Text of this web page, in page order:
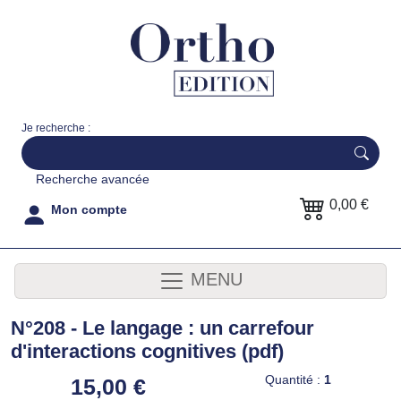
Je recherche :
Recherche avancée
Mon compte 0,00 €
MENU
N°208 - Le langage : un carrefour
d'interactions cognitives (pdf)
15,00 € Quantité : 1